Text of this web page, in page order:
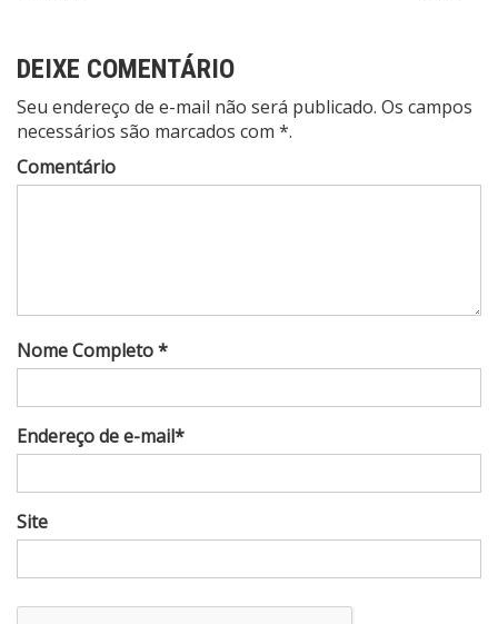
DEIXE COMENTÁRIO
Seu endereço de e-mail não será publicado. Os campos
necessários são marcados com *.
Comentário
Nome Completo *
Endereço de e-mail*
Site